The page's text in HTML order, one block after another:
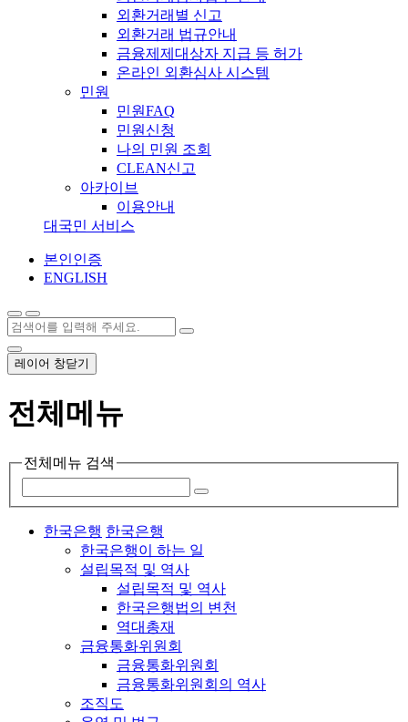
외환거래별 신고
외환거래 법규안내
금융제제대상자 지급 등 허가
온라인 외환심사 시스템
민원
민원FAQ
민원신청
나의 민원 조회
CLEAN신고
아카이브
이용안내
대국민 서비스
본인인증
ENGLISH
레이어 창닫기
전체메뉴
전체메뉴 검색
한국은행 한국은행
한국은행이 하는 일
설립목적 및 역사
설립목적 및 역사
한국은행법의 변천
역대총재
금융통화위원회
금융통화위원회
금융통화위원회의 역사
조직도